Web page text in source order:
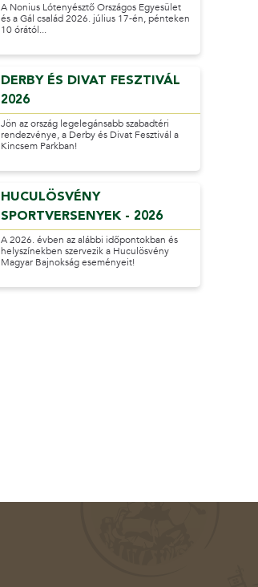
A Nonius Lótenyésztő Országos Egyesület
és a Gál család 2026. július 17-én, pénteken
10 órától...
DERBY ÉS DIVAT FESZTIVÁL
2026
Jön az ország legelegánsabb szabadtéri
rendezvénye, a Derby és Divat Fesztivál a
Kincsem Parkban!
HUCULÖSVÉNY
SPORTVERSENYEK - 2026
A 2026. évben az alábbi időpontokban és
helyszínekben szervezik a Huculösvény
Magyar Bajnokság eseményeit!